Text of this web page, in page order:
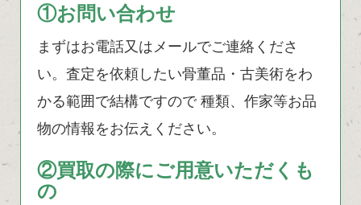
①お問い合わせ
まずはお電話又はメールでご連絡くださ
い。査定を依頼したい骨董品・古美術をわ
かる範囲で結構ですので 種類、作家等お品
物の情報をお伝えください。
②買取の際にご用意いただくも
の